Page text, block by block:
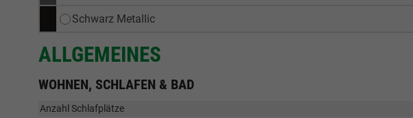
Schwarz Metallic
ALLGEMEINES
WOHNEN, SCHLAFEN & BAD
Anzahl Schlafplätze